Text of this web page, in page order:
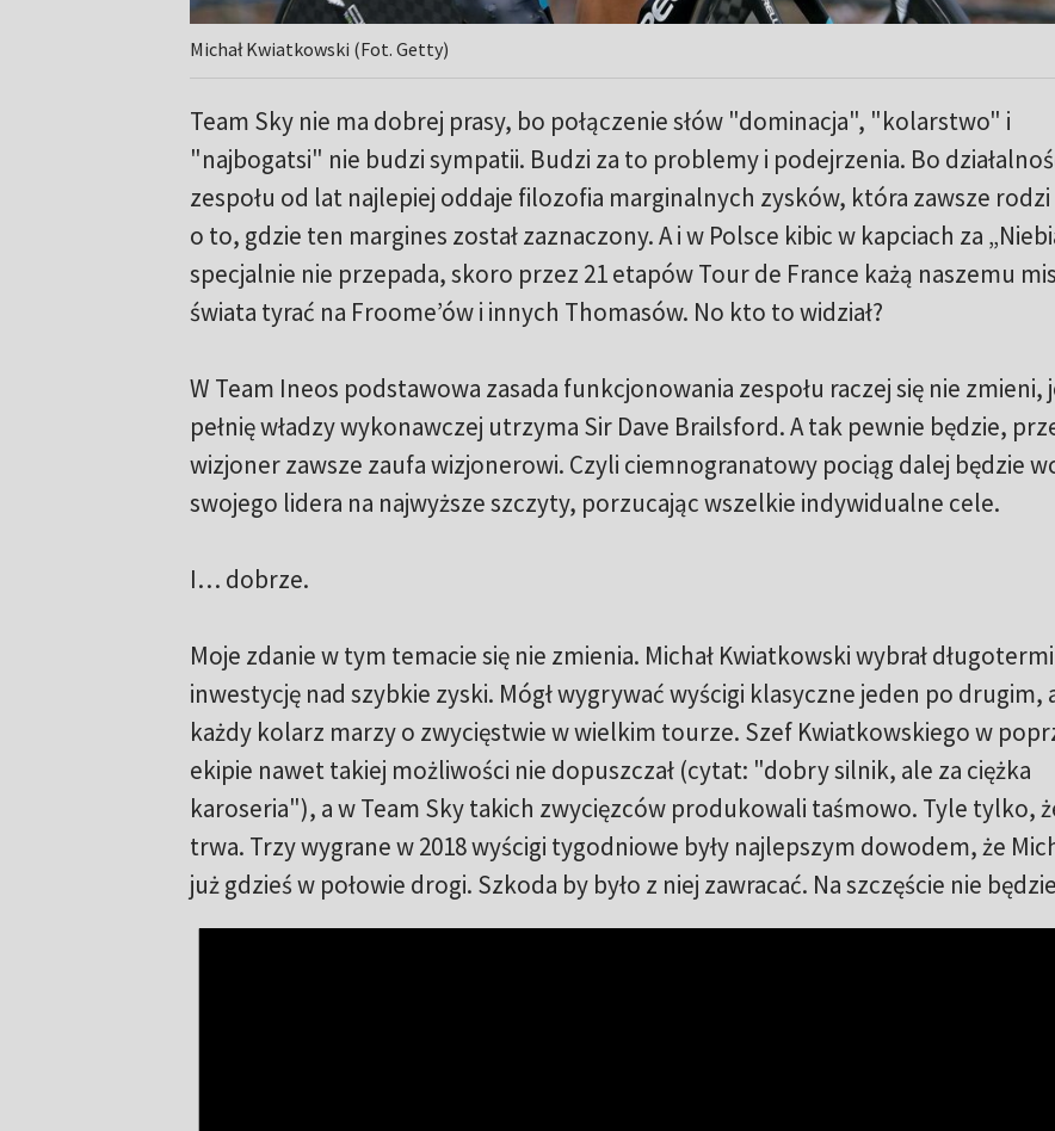
Michał Kwiatkowski (Fot. Getty)
Team Sky nie ma dobrej prasy, bo połączenie słów "dominacja", "kolarstwo" i
"najbogatsi" nie budzi sympatii. Budzi za to problemy i podejrzenia. Bo
zespołu od lat najlepiej oddaje filozofia marginalnych zysków, która zawsze
o to, gdzie ten margines został zaznaczony. A i w Polsce kibic w kapciach za
specjalnie nie przepada, skoro przez 21 etapów Tour de France każą naszemu
świata tyrać na Froome’ów i innych Thomasów. No kto to widział?
W Team Ineos podstawowa zasada funkcjonowania zespołu raczej się nie zmieni,
pełnię władzy wykonawczej utrzyma Sir Dave Brailsford. A tak pewnie będzie,
wizjoner zawsze zaufa wizjonerowi. Czyli ciemnogranatowy pociąg dalej będzie
swojego lidera na najwyższe szczyty, porzucając wszelkie indywidualne cele.
I… dobrze.
Moje zdanie w tym temacie się nie zmienia. Michał Kwiatkowski wybrał
inwestycję nad szybkie zyski. Mógł wygrywać wyścigi klasyczne jeden po drugim,
każdy kolarz marzy o zwycięstwie w wielkim tourze. Szef Kwiatkowskiego w
ekipie nawet takiej możliwości nie dopuszczał (cytat: "dobry silnik, ale za ciężka
karoseria"), a w Team Sky takich zwycięzców produkowali taśmowo. Tyle tylko,
trwa. Trzy wygrane w 2018 wyścigi tygodniowe były najlepszym dowodem, że
już gdzieś w połowie drogi. Szkoda by było z niej zawracać. Na szczęście nie